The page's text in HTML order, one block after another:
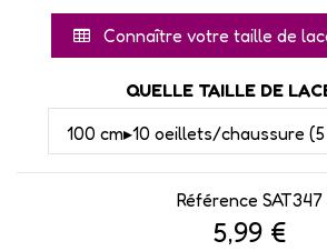
Connaître votre taille de
QUELLE TAILLE DE
Référence SAT347
5,99 €